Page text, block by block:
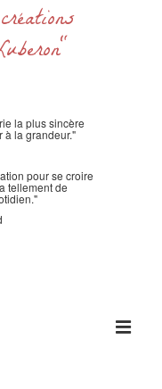
la plus sincère
à la grandeur."
pour se croire
tellement de